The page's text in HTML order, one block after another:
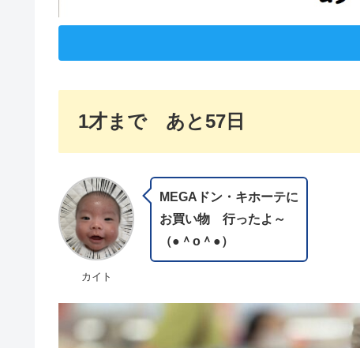
1才まで あと57日
カイト
MEGAドン・キホーテに
お買い物 行ったよ～
（●＾o＾●）